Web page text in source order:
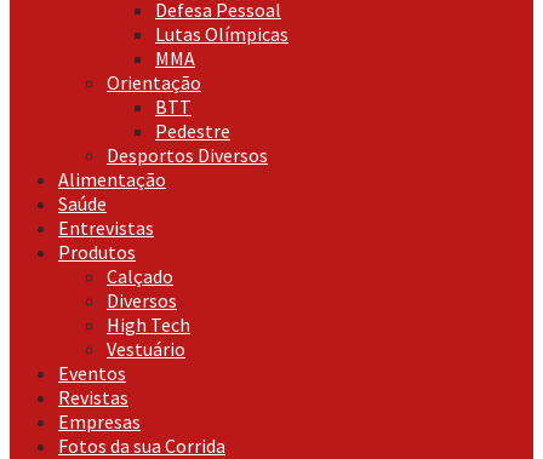
Defesa Pessoal
Lutas Olímpicas
MMA
Orientação
BTT
Pedestre
Desportos Diversos
Alimentação
Saúde
Entrevistas
Produtos
Calçado
Diversos
High Tech
Vestuário
Eventos
Revistas
Empresas
Fotos da sua Corrida